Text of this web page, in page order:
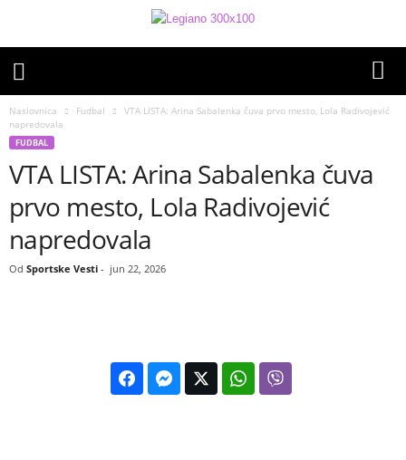
Naslovnica Fudbal
VTA LISTA: Arina Sabalenka čuva prvo mesto, Lola Radivojević
napredovala
FUDBAL
VTA LISTA: Arina Sabalenka čuva
prvo mesto, Lola Radivojević
napredovala
Od Sportske Vesti - jun 22, 2026